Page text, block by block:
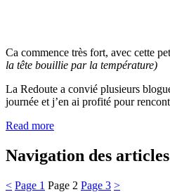
Ca commence très fort, avec cette
la tête bouillie par la température)
La Redoute a convié plusieurs
journée et j’en ai profité pour
Read more
Navigation des articles
< Page 1 Page 2 Page 3 >